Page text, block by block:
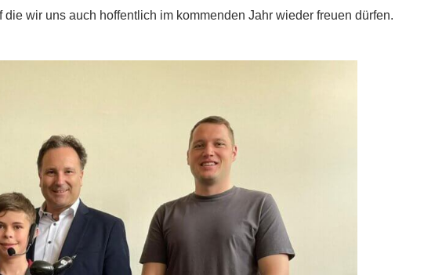
wir uns auch hoffentlich im kommenden Jahr wieder freuen dürfen.